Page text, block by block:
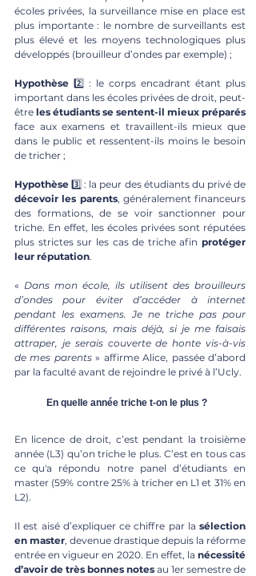
écoles privées, la surveillance mise en place est
plus importante : le nombre de surveillants est
plus élevé et les moyens technologiques plus
développés (brouilleur d’ondes par exemple) ;
Hypothèse 2️⃣ : le corps encadrant étant plus
important dans les écoles privées de droit, peut-
être les étudiants se sentent-il mieux préparés
face aux examens et travaillent-ils mieux que
dans le public et ressentent-ils moins le besoin
de tricher ;
Hypothèse
décevoir les parents, généralement financeurs
des formations, de se voir sanctionner pour
triche. En effet, les écoles privées sont réputées
plus strictes sur les cas de triche afin protéger
leur réputation.
« Dans mon école, ils utilisent des brouilleurs
d’ondes pour éviter d’accéder à internet
pendant les examens. Je ne triche pas pour
différentes raisons, mais déjà, si je me faisais
attraper, je serais couverte de honte vis-à-vis
de mes parents » affirme Alice, passée d’abord
par la faculté avant de rejoindre le privé à l’Ucly.
En quelle année triche t-on le plus ?
En licence de droit, c’est pendant la troisième
année (L3) qu’on triche le plus. C’est en tous cas
ce qu'a répondu notre panel d’étudiants en
master (59% contre 25% à tricher en L1 et 31% en
L2).
Il est aisé d’expliquer ce chiffre par la sélection
en master, devenue drastique depuis la réforme
entrée en vigueur en 2020. En effet, la nécessité
d’avoir de très bonnes notes au 1er semestre de